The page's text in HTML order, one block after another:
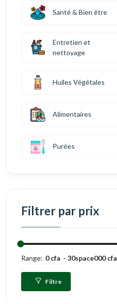
Santé & Bien être
Entretien et
nettoyage
Huiles Végétales
Alimentaires
Purées
Filtrer par prix
Range: 0 cfa 30space000 cfa
Filtre